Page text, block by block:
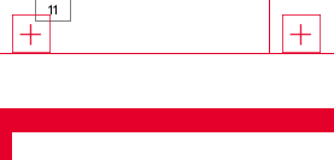
11